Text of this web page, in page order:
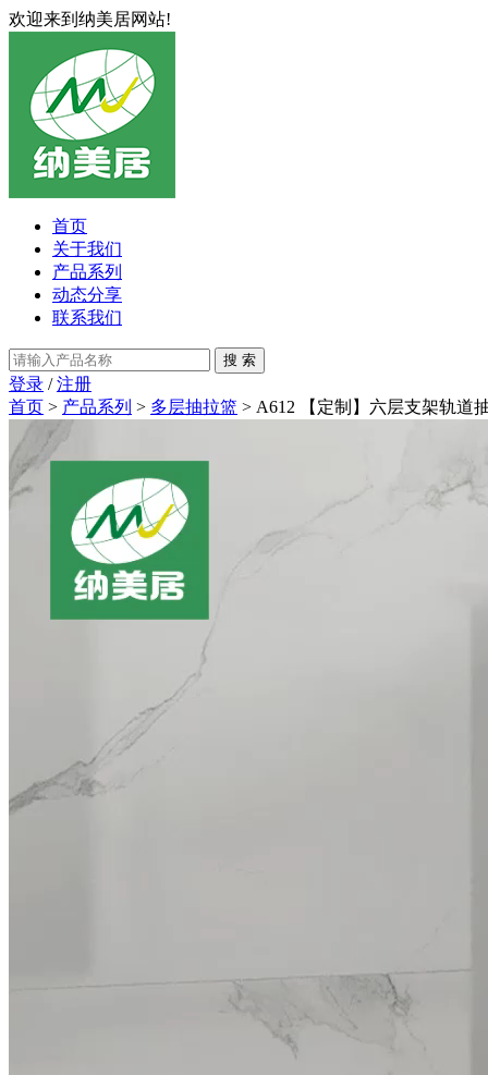
欢迎来到纳美居网站!
首页
关于我们
产品系列
动态分享
联系我们
登录 /注册
首页 > 产品系列 > 多层抽拉篮 > A612 【定制】六层支架轨道